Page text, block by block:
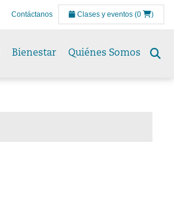
Contáctanos Clases y eventos (0 )
Bienestar Quiénes Somos